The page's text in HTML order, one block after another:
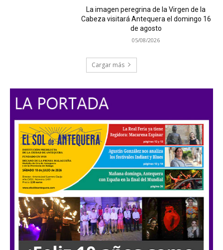
La imagen peregrina de la Virgen de la
Cabeza visitará Antequera el domingo 16
de agosto
05/08/2026
Cargar más